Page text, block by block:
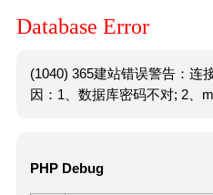
Database Error
(1040) 365建站错误警告：连
因：1、数据库密码不对; 2、
PHP Debug